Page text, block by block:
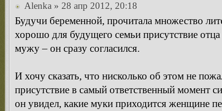
Alenka » 28 апр 2012, 20:18
Будучи беременной, прочитала множество
хорошо для будущего семьи присутствие
мужу – он сразу согласился.
И хочу сказать, что нисколько об этом не
присутствие в самый ответственный момент
он увидел, какие муки приходится женщине